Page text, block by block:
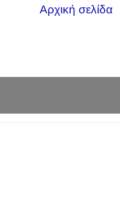
Αρχική σελίδα